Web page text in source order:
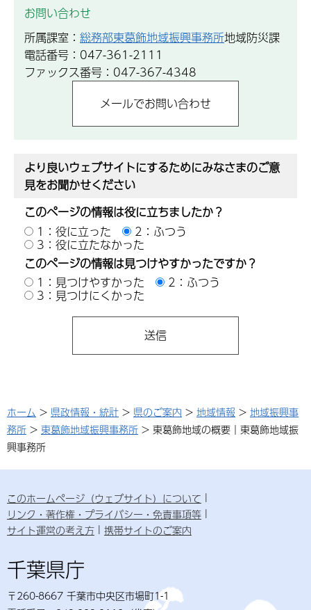
お問い合わせ
所属課室： 総務部東葛飾地域振興事務所地域防災課
電話番号：047-361-2111
ファックス番号：047-367-4348
より良いウェブサイトにするためにみなさまのご意
見をお聞かせください
このページの情報は役に立ちましたか？
1：役に立った
2：ふつう
3：役に立たなかった
このページの情報は見つけやすかったですか？
1：見つけやすかった
2：ふつう
3：見つけにくかった
ホーム > 県政情報・統計 > 県のご案内 > 地域情報 > 地域振興事
務所 > 東葛飾地域振興事務所 > 東葛飾地域の概要｜東葛飾地域振
興事務所
このホームページ（ウェブサイト）について
リンク・著作権・プライバシー・免責事項等
サイト運営の考え方
携帯サイトのご案内
千葉県庁
〒260-8667 千葉市中央区市場町1-1